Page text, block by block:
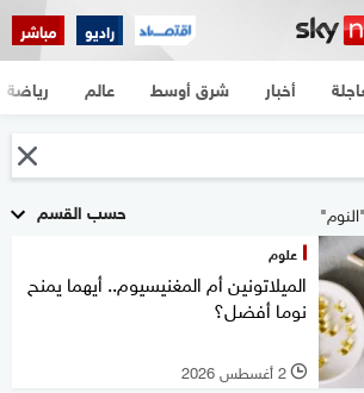
راديو مباشر
أخبار شرق أوسط عالم رياضة
حسب القسم
علوم
الميلاتونين أم المغنيسيوم.. أيهما يمنح
نوما أفضل؟
l 2 أغسطس 2026